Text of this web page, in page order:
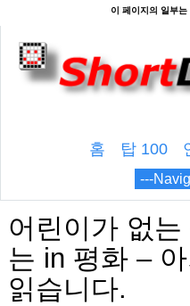
홈 탑 100
어린이가 없
는 in 평화 –
읽습니다.